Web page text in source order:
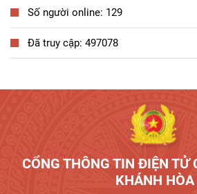
Số người online: 129
Đã truy cập: 497078
CỔNG THÔNG TIN ĐIỆN TỬ
KHÁNH HÒA